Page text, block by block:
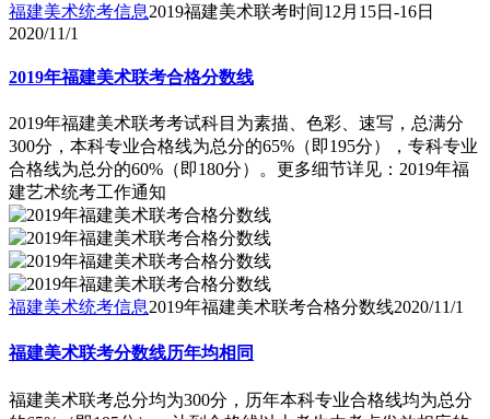
福建美术统考信息2019福建美术联考时间12月15日-16日
2020/11/1
2019年福建美术联考合格分数线
2019年福建美术联考考试科目为素描、色彩、速写，总满分
300分，本科专业合格线为总分的65%（即195分），专科专业
合格线为总分的60%（即180分）。更多细节详见：2019年福
建艺术统考工作通知
福建美术统考信息2019年福建美术联考合格分数线2020/11/1
福建美术联考分数线历年均相同
福建美术联考总分均为300分，历年本科专业合格线均为总分